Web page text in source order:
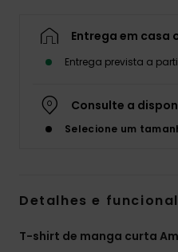
Entrega em casa
Entrega prevista a
Consulte a
Selecione um
Detalhes e
T-shirt de manga curta